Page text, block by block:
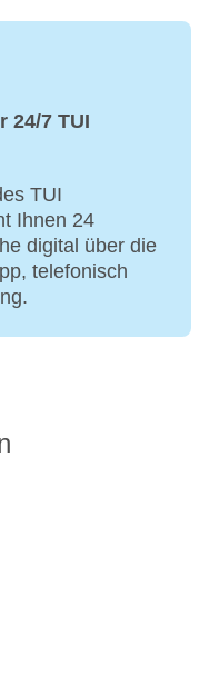
24/7 TUI
TUI
Ihnen 24
digital über die
telefonisch